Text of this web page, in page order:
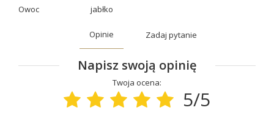
Owoc
jabłko
Opinie Zadaj pytanie
Napisz swoją opinię
Twoja ocena:
5/5